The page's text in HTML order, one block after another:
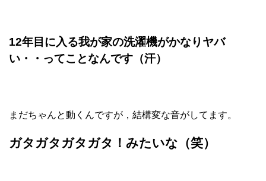
12年目に入る我が家の洗濯機がかなりヤバ
い・・ってことなんです（汗）
まだちゃんと動くんですが，結構変な音がしてます。
ガタガタガタガタ！みたいな（笑）